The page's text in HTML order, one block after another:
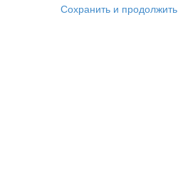
Сохранить и продолжить